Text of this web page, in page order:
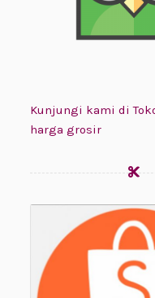
Kunjungi kami di
harga grosir